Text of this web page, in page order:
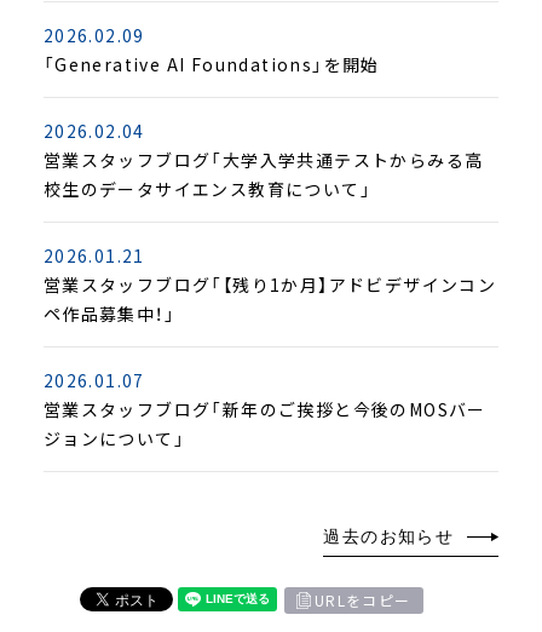
2026.02.09
「Generative AI Foundations」を開始
2026.02.04
営業スタッフブログ「大学入学共通テストからみる高
校生のデータサイエンス教育について」
2026.01.21
営業スタッフブログ「【残り1か月】アドビデザインコン
ペ作品募集中！」
2026.01.07
営業スタッフブログ「新年のご挨拶と今後のMOSバー
ジョンについて」
過去のお知らせ
URLをコピー